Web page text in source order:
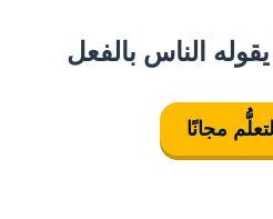
الناس بالفعل
مجانًا